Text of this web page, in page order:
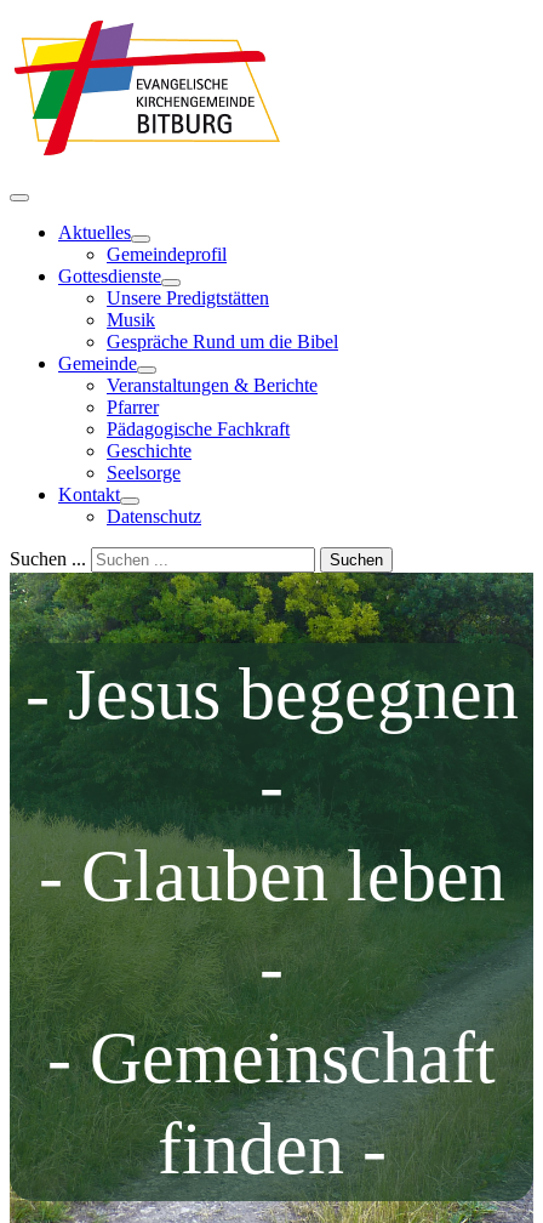
Aktuelles
Gemeindeprofil
Gottesdienste
Unsere Predigtstätten
Musik
Gespräche Rund um die Bibel
Gemeinde
Veranstaltungen & Berichte
Pfarrer
Pädagogische Fachkraft
Geschichte
Seelsorge
Kontakt
Datenschutz
Suchen ... Suchen
- Jesus begegnen
-
- Glauben leben
-
- Gemeinschaft
finden -